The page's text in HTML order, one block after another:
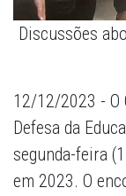
Discussões
12/12/2023 - O
Defesa da
segunda-feira
em 2023. O